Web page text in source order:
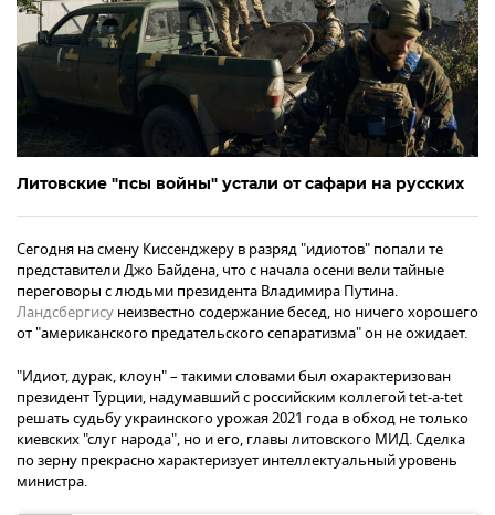
Литовские "псы войны" устали от сафари на русских
Сегодня на смену Киссенджеру в разряд "идиотов" попали те
представители Джо Байдена, что с начала осени вели тайные
переговоры с людьми президента Владимира Путина.
Ландсбергису неизвестно содержание бесед, но ничего хорошего
от "американского предательского сепаратизма" он не ожидает.
"Идиот, дурак, клоун" – такими словами был охарактеризован
президент Турции, надумавший с российским коллегой tet-a-tet
решать судьбу украинского урожая 2021 года в обход не только
киевских "слуг народа", но и его, главы литовского МИД. Сделка
по зерну прекрасно характеризует интеллектуальный уровень
министра.